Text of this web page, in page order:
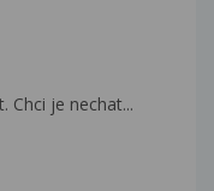
Chci je nechat...